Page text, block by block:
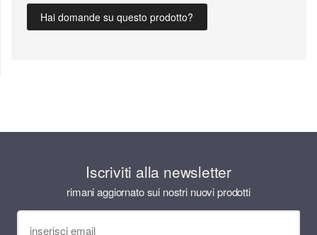
Hai domande su questo prodotto?
Iscriviti alla newsletter
rimani aggiornato sui nostri nuovi prodotti